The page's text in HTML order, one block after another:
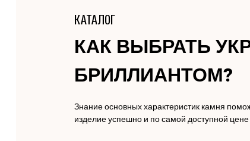
КАТАЛОГ
КАК ВЫБРАТЬ
БРИЛЛИАНТОМ?
Знание основных характеристик камня
изделие успешно и по самой доступной цене